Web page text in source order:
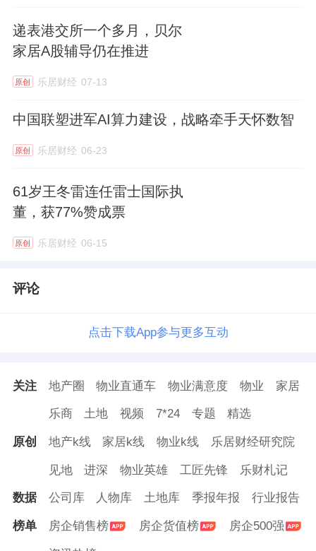
递表港交所一个多月，贝尔
家居A股辅导仍在推进
原创 乐居财经 07-13
中国联塑进军AI算力建设，战略牵手天怀数智
原创 乐居财经 06-23
61岁王冬雷连任雷士国际执
董，获77%赞成票
原创 乐居财经 06-15
评论
点击下载App参与更多互动
关注 地产圈 物业直通车 物业满意度 物业 家居
乐商 土地 视频 7*24 专题 精选
原创 地产k线 家居k线 物业k线 乐居财经研究院
见地 进深 物业英雄 工匠先锋 乐财札记
数据 公司库 人物库 土地库 季报年报 行业报告
榜单 房企销售榜 房企货值榜 房企500强